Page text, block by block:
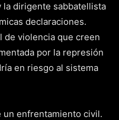
la dirigente sabbatellista
declaraciones.
de violencia que creen
por la represión
en riesgo al sistema
un enfrentamiento civil.